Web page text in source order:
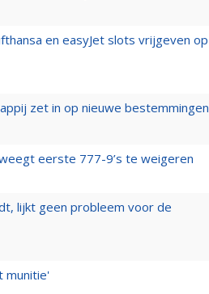
en easyJet slots vrijgeven op
zet in op nieuwe bestemmingen
eerste 777-9’s te weigeren
lijkt geen probleem voor de
munitie'